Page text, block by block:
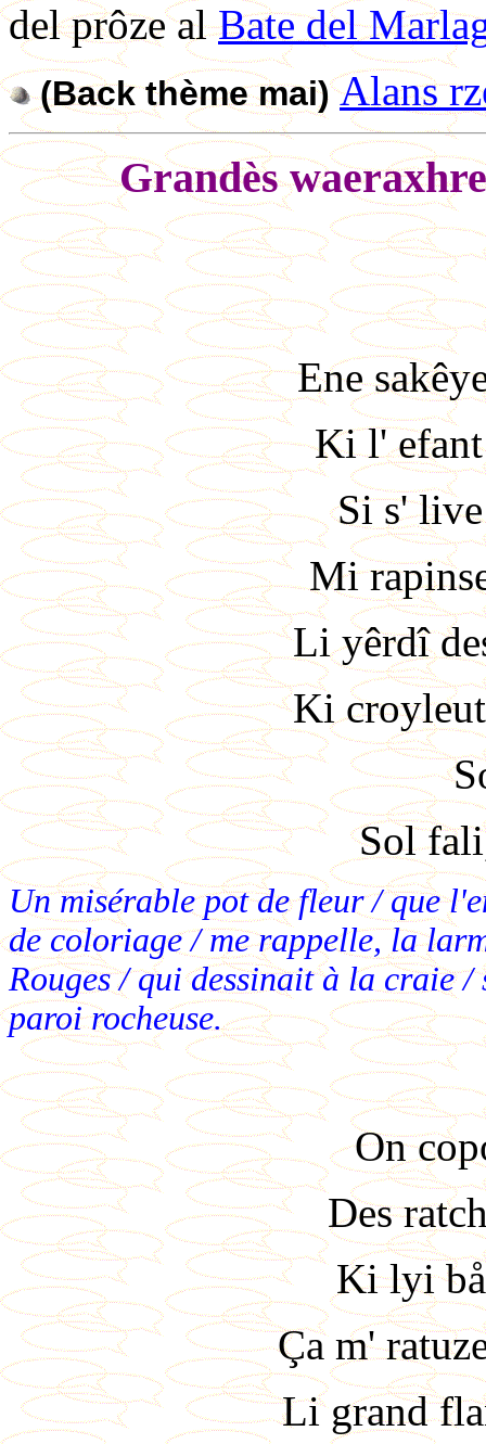
del prôze alBate del
(Back thème mai)Alans
Grandès
Ene
Ki l' efant
Si s'
Mi
Li yêrdî
Ki croyleut
Sol
Un misérable pot de fleur / que
de coloriage / me rappelle, la
Rouges / qui dessinait à la craie
paroi rocheuse.
On
Des
Ki lyi
Ça m'
Li grand